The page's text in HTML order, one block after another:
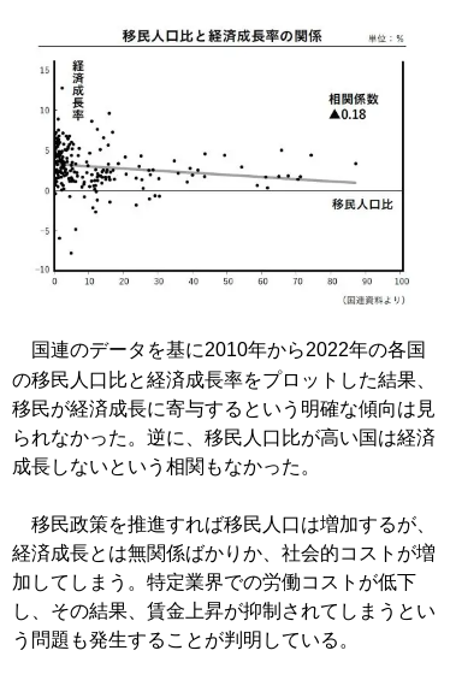
国連のデータを基に2010年から2022年の各国
の移民人口比と経済成長率をプロットした結果、
移民が経済成長に寄与するという明確な傾向は見
られなかった。逆に、移民人口比が高い国は経済
成長しないという相関もなかった。
移民政策を推進すれば移民人口は増加するが、
経済成長とは無関係ばかりか、社会的コストが増
加してしまう。特定業界での労働コストが低下
し、その結果、賃金上昇が抑制されてしまうとい
う問題も発生することが判明している。